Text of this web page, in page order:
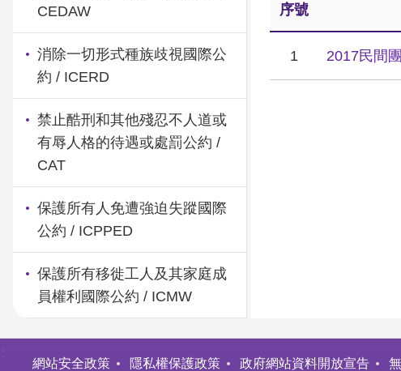
CEDAW
消除一切形式種族歧視國際公
約 / ICERD
禁止酷刑和其他殘忍不人道或
有辱人格的待遇或處罰公約 /
CAT
保護所有人免遭強迫失蹤國際
公約 / ICPPED
保護所有移徙工人及其家庭成
員權利國際公約 / ICMW
序號
1 2017民間
網站安全政策 隱私權保護政策 政府網站資料開放宣告